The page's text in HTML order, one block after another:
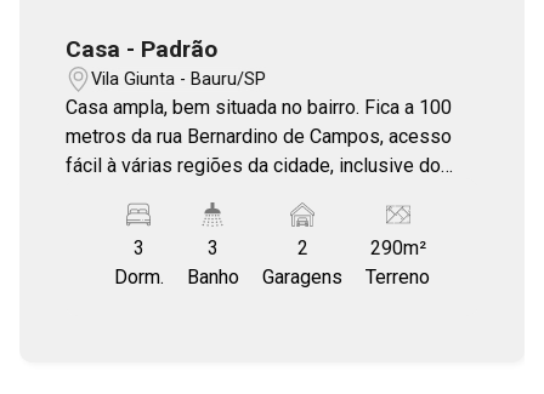
Casa - Padrão
Vila Giunta - Bauru/SP
Casa ampla, bem situada no bairro. Fica a 100
metros da rua Bernardino de Campos, acesso
fácil à várias regiões da cidade, inclusive do
3
Dorm.
3
Banho
2
Garagens
290m²
Terreno